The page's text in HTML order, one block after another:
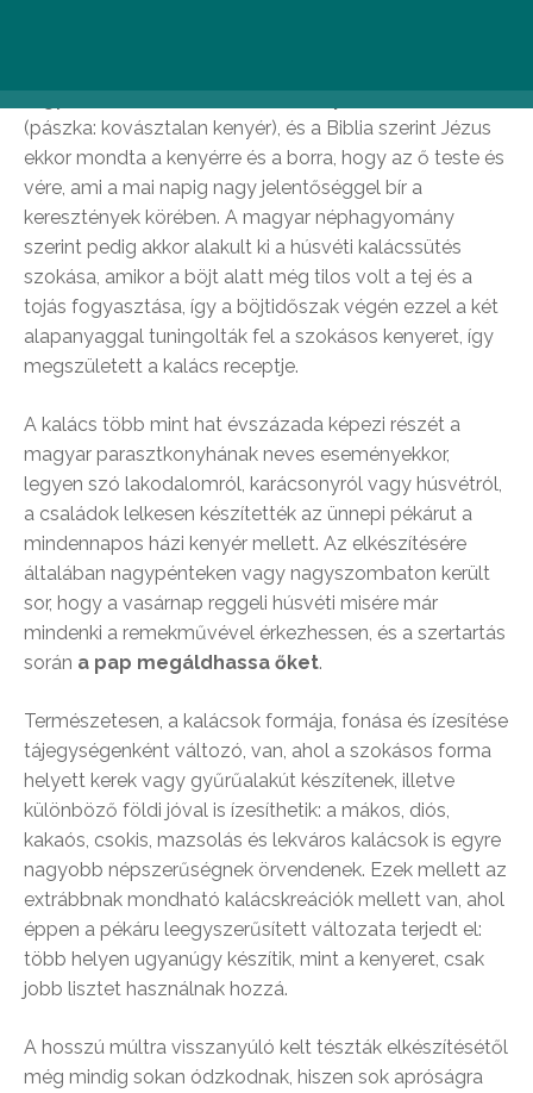
fogyasztották elaz utolsó közös pászkavacsorát
(pászka: kovásztalan kenyér), és a Biblia szerint Jézus
ekkor mondta a kenyérre és a borra, hogy az ő teste és
vére, ami a mai napig nagy jelentőséggel bír a
keresztények körében. A magyar néphagyomány
szerint pedig akkor alakult ki a húsvéti kalácssütés
szokása, amikor a böjt alatt még tilos volt a tej és a
tojás fogyasztása, így a böjtidőszak végén ezzel a két
alapanyaggal tuningolták fel a szokásos kenyeret, így
megszületett a kalács receptje.
A kalács több mint hat évszázada képezi részét a
magyar parasztkonyhának neves eseményekkor,
legyen szó lakodalomról, karácsonyról vagy húsvétról,
a családok lelkesen készítették az ünnepi pékárut a
mindennapos házi kenyér mellett. Az elkészítésére
általában nagypénteken vagy nagyszombaton került
sor, hogy a vasárnap reggeli húsvéti misére már
mindenki a remekművével érkezhessen, és a szertartás
során a pap megáldhassa őket.
Természetesen, a kalácsok formája, fonása és ízesítése
tájegységenként változó, van, ahol a szokásos forma
helyett kerek vagy gyűrűalakút készítenek, illetve
különböző földi jóval is ízesíthetik: a mákos, diós,
kakaós, csokis, mazsolás és lekváros kalácsok is egyre
nagyobb népszerűségnek örvendenek. Ezek mellett az
extrábbnak mondható kalácskreációk mellett van, ahol
éppen a pékáru leegyszerűsített változata terjedt el:
több helyen ugyanúgy készítik, mint a kenyeret, csak
jobb lisztet használnak hozzá.
A hosszú múltra visszanyúló kelt tészták elkészítésétől
még mindig sokan ódzkodnak, hiszen sok apróságra